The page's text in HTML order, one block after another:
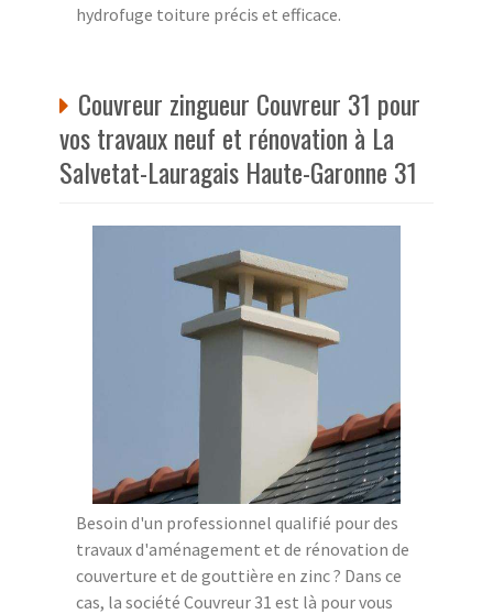
hydrofuge toiture précis et efficace.
Couvreur zingueur Couvreur 31 pour
vos travaux neuf et rénovation à La
Salvetat-Lauragais Haute-Garonne 31
Besoin d'un professionnel qualifié pour des
travaux d'aménagement et de rénovation de
couverture et de gouttière en zinc ? Dans ce
cas, la société Couvreur 31 est là pour vous